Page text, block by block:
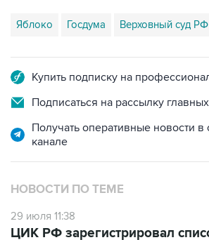
Яблоко Госдума Верховный суд РФ
Купить подписку на
Подписаться на рассылку
Получать оперативные новости
канале
НОВОСТИ ПО ТЕМЕ
29 июля 11:38
ЦИК РФ зарегистрировал